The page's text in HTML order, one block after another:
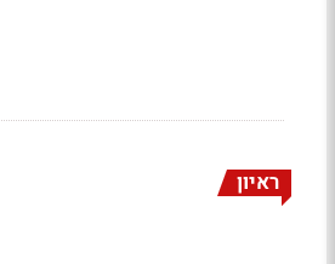
ראיון